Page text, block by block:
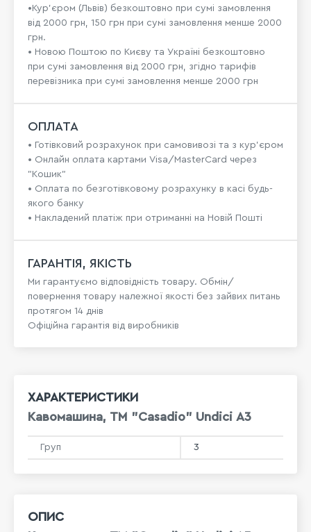
•Кур'єром (Львів) безкоштовно при сумі замовлення
від 2000 грн, 150 грн при сумі замовлення менше 2000
грн.
• Новою Поштою по Києву та Україні безкоштовно
при сумі замовлення від 2000 грн, згідно тарифів
перевізника при сумі замовлення менше 2000 грн
ОПЛАТА
• Готівковий розрахунок при самовивозі та з кур’єром
• Онлайн оплата картами Visa/MasterCard через
"Кошик"
• Оплата по безготівковому розрахунку в касі будь-
якого банку
• Накладений платіж при отриманні на Новій Пошті
ГАРАНТІЯ, ЯКІСТЬ
Ми гарантуємо відповідність товару. Обмін/
повернення товару належної якості без зайвих питань
протягом 14 днів
Офіційна гарантія від виробників
ОПИС
ХАРАКТЕРИСТИКИ
Кавомашина, ТМ "Casadio" Undici А3
Груп 3